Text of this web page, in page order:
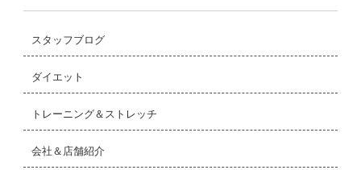
スタッフブログ
ダイエット
トレーニング＆ストレッチ
会社＆店舗紹介